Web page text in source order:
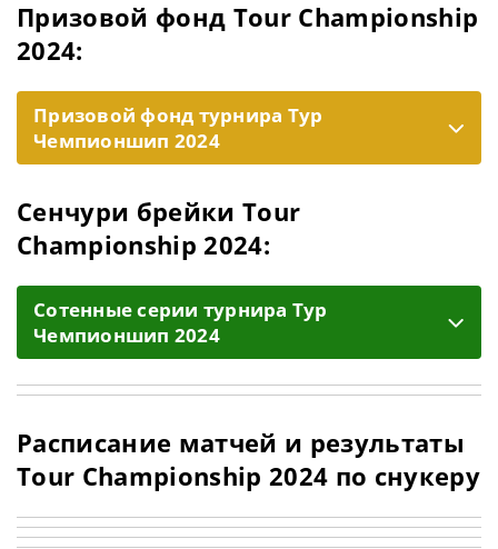
Призовой фонд Tour Championship
2024:
Призовой фонд турнира Тур
Чемпионшип 2024
Сенчури брейки Tour
Championship 2024:
Cотенные серии турнира Тур
Чемпионшип 2024
Расписание матчей и результаты
Tour Championship 2024 по снукеру